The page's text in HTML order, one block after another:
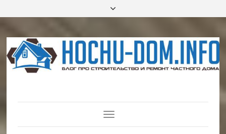
Toggle
Navigation